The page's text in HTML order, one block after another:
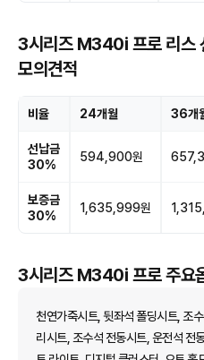
3시리즈 M340i 프로 리스
모의견적
비율 24개월 36개
선납금
30%
594,900원
보증금
30%
1,635,999원
3시리즈 M340i 프로 주요
천연가죽시트, 뒷좌석 폴딩시트, 조
리시트, 조수석 전동시트, 운전석 전